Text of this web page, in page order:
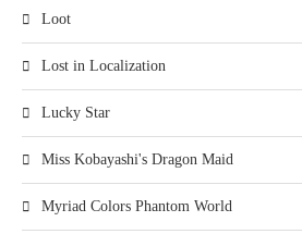
SUZUMIYA HARUHI NO HEIRETSU –
Loot
Lost in Localization
Lucky Star
Miss Kobayashi's Dragon Maid
Myriad Colors Phantom World